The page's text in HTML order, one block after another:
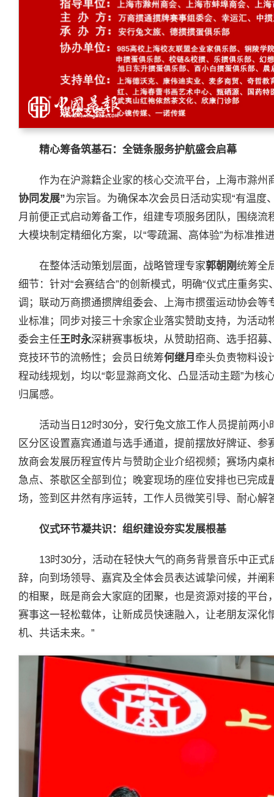
精心筹备筑基石：全链条服务护航盛会启幕
作为在沪滁籍企业家的核心交流平台，上海市滁州
协同发展”为宗旨。为确保本次会员日活动实现“有温度
月前便正式启动筹备工作，组建专项服务团队，围绕
大模块制定精细化方案，以“零疏漏、高体验”为标准推
在整体活动策划层面，战略管理专家郭朝刚统筹全
细节：针对“会赛结合”的创新模式，明确“仪式庄重务
调；联动万商掼通掼牌组委会、上海市掼蛋运动协会
业标准；同步对接三十余家企业落实赞助支持，为活
委会主任王时永深耕赛事板块，从赞助招商、选手招
竞技环节的流畅性；会员日统筹何继月 牵头负责物料设
程动线规划，均以“彰显滁商文化、凸显活动主题”为核
归属感。
活动当日12时30分，安行兔文旅工作人员提前两
区分区设置嘉宾通道与选手通道，提前摆放好牌证、
放商会发展历程宣传片与赞助企业介绍视频；赛场内
急点、茶歇区全部到位；晚宴现场的座位安排也已完
场，签到区井然有序运转，工作人员微笑引导、耐心解
仪式环节凝共识：组织建设夯实发展根基
13时30分，活动在轻快大气的商务背景音乐中正式
辞，向到场领导、嘉宾及全体会员表达诚挚问候，并阐
的相聚，既是商会大家庭的团聚，也是资源对接的平
赛事这一轻松载体，让新成员快速融入，让老朋友深
机、共话未来。”